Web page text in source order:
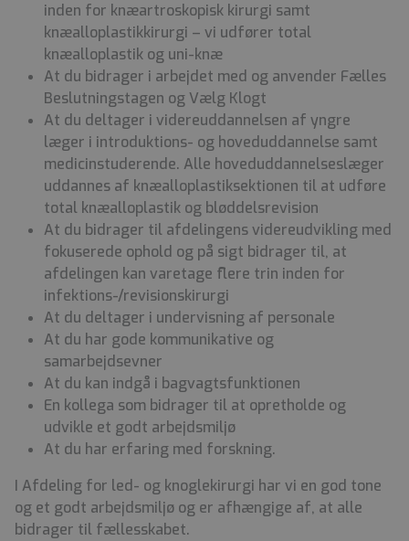
inden for knæartroskopisk kirurgi samt
knæalloplastikkirurgi – vi udfører total
knæalloplastik og uni-knæ
At du bidrager i arbejdet med og anvender Fælles
Beslutningstagen og Vælg Klogt
At du deltager i videreuddannelsen af yngre
læger i introduktions- og hoveduddannelse samt
medicinstuderende. Alle hoveduddannelseslæger
uddannes af knæalloplastiksektionen til at udføre
total knæalloplastik og bløddelsrevision
At du bidrager til afdelingens videreudvikling med
fokuserede ophold og på sigt bidrager til, at
afdelingen kan varetage flere trin inden for
infektions-/revisionskirurgi
At du deltager i undervisning af personale
At du har gode kommunikative og
samarbejdsevner
At du kan indgå i bagvagtsfunktionen
En kollega som bidrager til at opretholde og
udvikle et godt arbejdsmiljø
At du har erfaring med forskning.
I Afdeling for led- og knoglekirurgi har vi en god tone
og et godt arbejdsmiljø og er afhængige af, at alle
bidrager til fællesskabet.